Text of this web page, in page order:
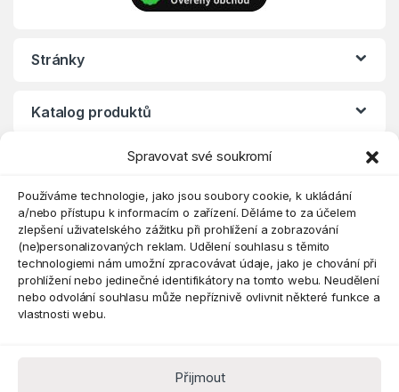
Spravovat své soukromí
Používáme technologie, jako jsou soubory cookie, k ukládání
a/nebo přístupu k informacím o zařízení. Děláme to za účelem
zlepšení uživatelského zážitku při prohlížení a zobrazování
(ne)personalizovaných reklam. Udělení souhlasu s těmito
technologiemi nám umožní zpracovávat údaje, jako je chování při
prohlížení nebo jedinečné identifikátory na tomto webu. Neudělení
nebo odvolání souhlasu může nepříznivě ovlivnit některé funkce a
vlastnosti webu.
Přijmout
Stránky
Katalog produktů
Máte dotaz? Kontaktujte nás